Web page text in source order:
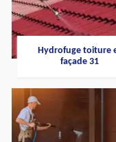
Hydrofuge toiture
façade 31